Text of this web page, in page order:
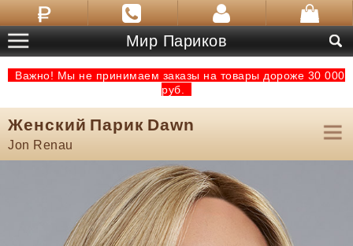
Мир Париков
Важно! Мы не принимаем заказы на товары дороже 30 000
руб.
Женский Парик Dawn
Jon Renau